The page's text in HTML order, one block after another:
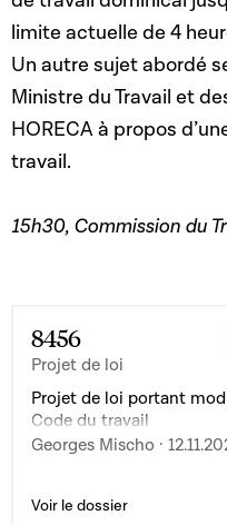
limite actuelle de 4
Un autre sujet abordé
Ministre du Travail et
HORECA à propos
travail.
15h30, Commission du
8456
Projet de loi
Projet de loi portant
Code du travail
Georges Mischo ·
Voir le dossier